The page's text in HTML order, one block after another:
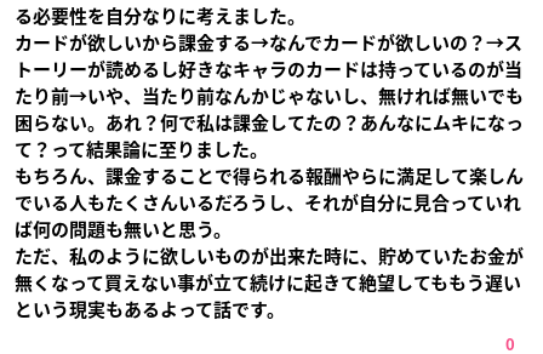
る必要性を自分なりに考えました。
カードが欲しいから課金する→なんでカードが欲しいの？→ス
トーリーが読めるし好きなキャラのカードは持っているのが当
たり前→いや、当たり前なんかじゃないし、無ければ無いでも
困らない。あれ？何で私は課金してたの？あんなにムキになっ
て？って結果論に至りました。
もちろん、課金することで得られる報酬やらに満足して楽しん
でいる人もたくさんいるだろうし、それが自分に見合っていれ
ば何の問題も無いと思う。
ただ、私のように欲しいものが出来た時に、貯めていたお金が
無くなって買えない事が立て続けに起きて絶望してももう遅い
という現実もあるよって話です。
0